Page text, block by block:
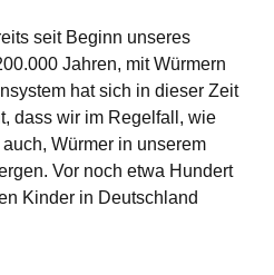
seit Beginn unseres
Jahren, mit Würmern
hat sich in dieser Zeit
dass wir im Regelfall, wie
Würmer in unserem
Vor noch etwa Hundert
Kinder in Deutschland